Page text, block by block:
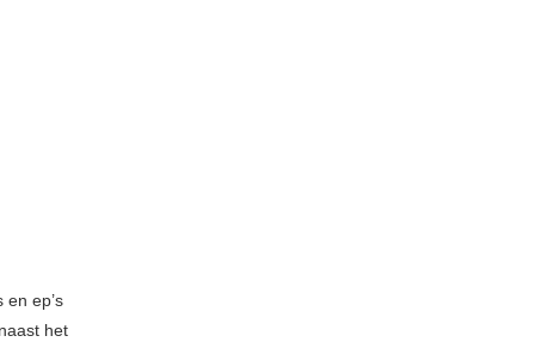
ep’s
het